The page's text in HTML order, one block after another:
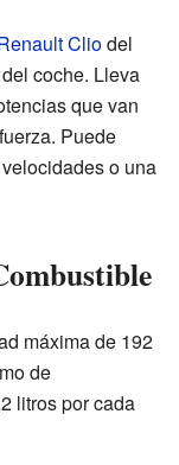
Cliodel
coche. Lleva
que van
Puede
o una
máxima de 192
de
litros por cada